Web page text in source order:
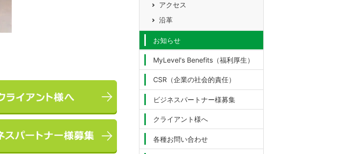
アクセス
沿革
お知らせ
MyLevel's Benefits（福利厚生）
CSR（企業の社会的責任）
ビジネスパートナー様募集
クライアント様へ
各種お問い合わせ